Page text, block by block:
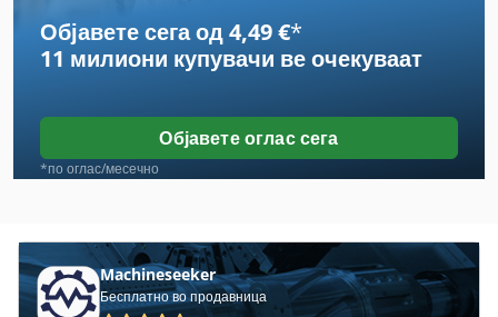
Molke
Tank
V-Вина
Висок Кревање Мравка
Вклучување Господар Профит 2
Објавете сега од 4,49 €*
11 милиони купувачи ве очекуваат
Објавете оглас сега
*по оглас/месечно
Machineseeker
Бесплатно во продавница